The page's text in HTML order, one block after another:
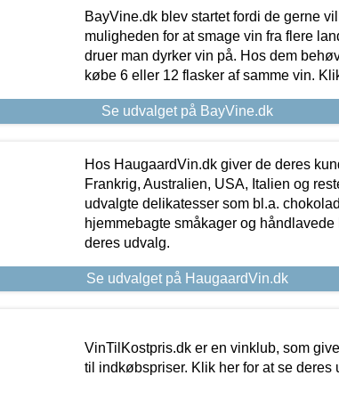
BayVine.dk blev startet fordi de gerne
muligheden for at smage vin fra flere
druer man dyrker vin på. Hos dem
købe 6 eller 12 flasker af samme vin.
Se udvalget på BayVine.dk
Hos HaugaardVin.dk giver de deres
Frankrig, Australien, USA, Italien og
udvalgte delikatesser som bl.a.
hjemmebagte småkager og
deres udvalg.
Se udvalget på HaugaardVin.dk
VinTilKostpris.dk er en vinklub, som
til indkøbspriser. Klik her for at se deres